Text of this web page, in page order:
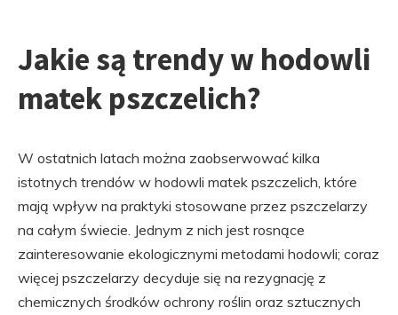
Jakie są trendy w hodowli
matek pszczelich?
W ostatnich latach można zaobserwować kilka
istotnych trendów w hodowli matek pszczelich, które
mają wpływ na praktyki stosowane przez pszczelarzy
na całym świecie. Jednym z nich jest rosnące
zainteresowanie ekologicznymi metodami hodowli; coraz
więcej pszczelarzy decyduje się na rezygnację z
chemicznych środków ochrony roślin oraz sztucznych